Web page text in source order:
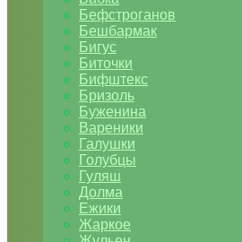
Бефстроганов
Бешбармак
Бигус
Биточки
Бифштекс
Бризоль
Буженина
Вареники
Галушки
Голубцы
Гуляш
Долма
Ежики
Жаркое